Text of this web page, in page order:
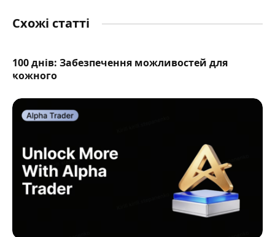
Схожі статті
100 днів: Забезпечення можливостей для
кожного